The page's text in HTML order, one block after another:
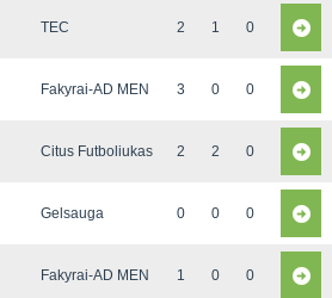
TEC 2 1 0
Fakyrai-AD MEN 3 0 0
Citus Futboliukas 2 2 0
Gelsauga 0 0 0
Fakyrai-AD MEN 1 0 0